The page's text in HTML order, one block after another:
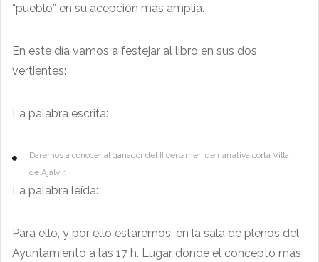
“pueblo” en su acepción más amplia.
En este día vamos a festejar al libro en sus dos
vertientes:
La palabra escrita:
Daremos a conocer al ganador del II certamen de narrativa corta Villa
de Ajalvir.
La palabra leída:
Para ello, y por ello estaremos, en la sala de plenos del
Ayuntamiento a las 17 h. Lugar donde el concepto más